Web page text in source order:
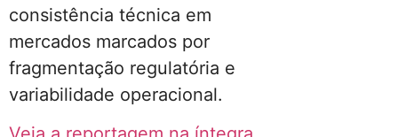
consistência técnica em
mercados marcados por
fragmentação regulatória e
variabilidade operacional.